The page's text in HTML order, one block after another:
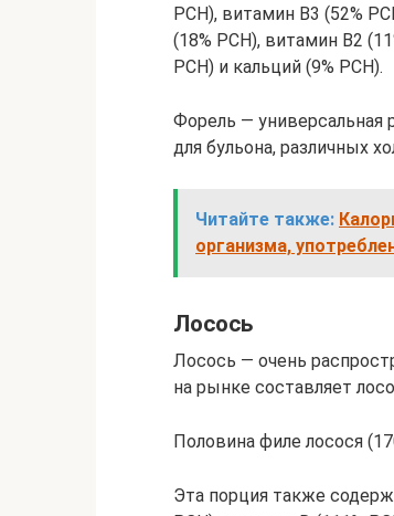
РСН), витамин В3 (52%
(18% РСН), витамин В2
РСН) и кальций (9% РСН).
Форель — универсальная
для бульона, различных
Читайте также:
организма,
Лосось
Лосось — очень
на рынке составляет
Половина филе лосося
Эта порция также